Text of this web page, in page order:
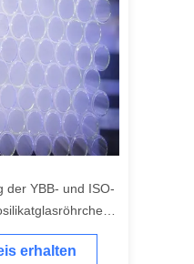
der YBB- und ISO-
erhalten